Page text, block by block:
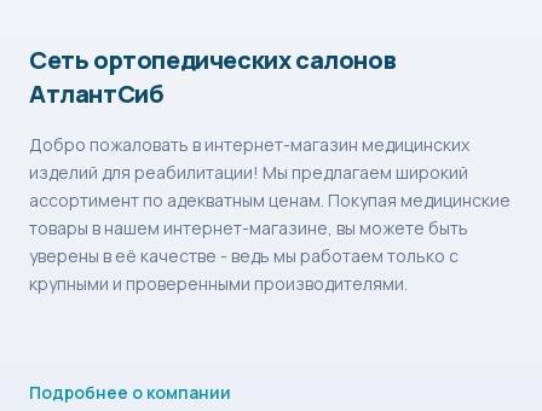
Сеть ортопедических салонов
АтлантСиб
Добро пожаловать в интернет-магазин медицинских
изделий для реабилитации! Мы предлагаем широкий
ассортимент по адекватным ценам. Покупая медицинские
товары в нашем интернет-магазине, вы можете быть
уверены в её качестве - ведь мы работаем только с
крупными и проверенными производителями.
Подробнее о компании